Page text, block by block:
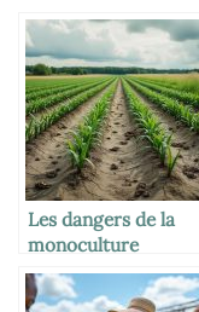
Les dangers de la
monoculture